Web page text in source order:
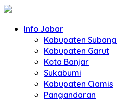
Info Jabar
Kabupaten Subang
Kabupaten Garut
Kota Banjar
Sukabumi
Kabupaten Ciamis
Pangandaran